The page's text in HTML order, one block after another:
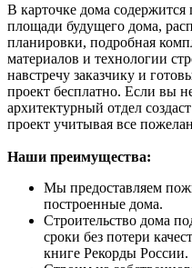
В карточке дома
площади будущего дома,
планировки, подробная
материалов и технологии
навстречу заказчику и
проект бесплатно. Если вы
архитектурный отдел
проект учитывая все
Наши преимущества:
Мы предоставляем
построенные дома.
Строительство дома
сроки без потери
книге Рекорды России.